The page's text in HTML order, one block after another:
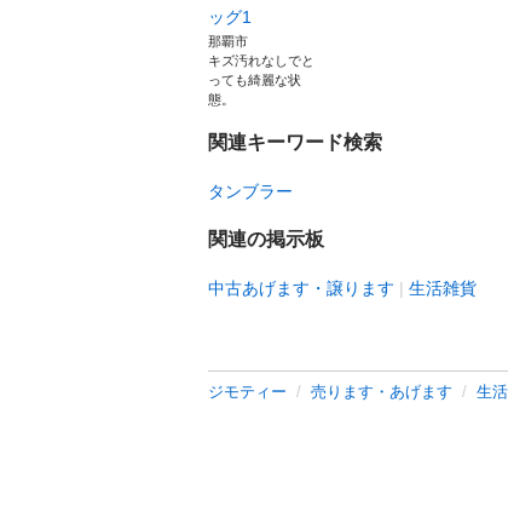
ッグ1
那覇市
キズ汚れなしでと
っても綺麗な状
態。
関連キーワード検索
タンブラー
関連の掲示板
中古あげます・譲ります 生活雑貨
ジモティー 売ります・あげます 生